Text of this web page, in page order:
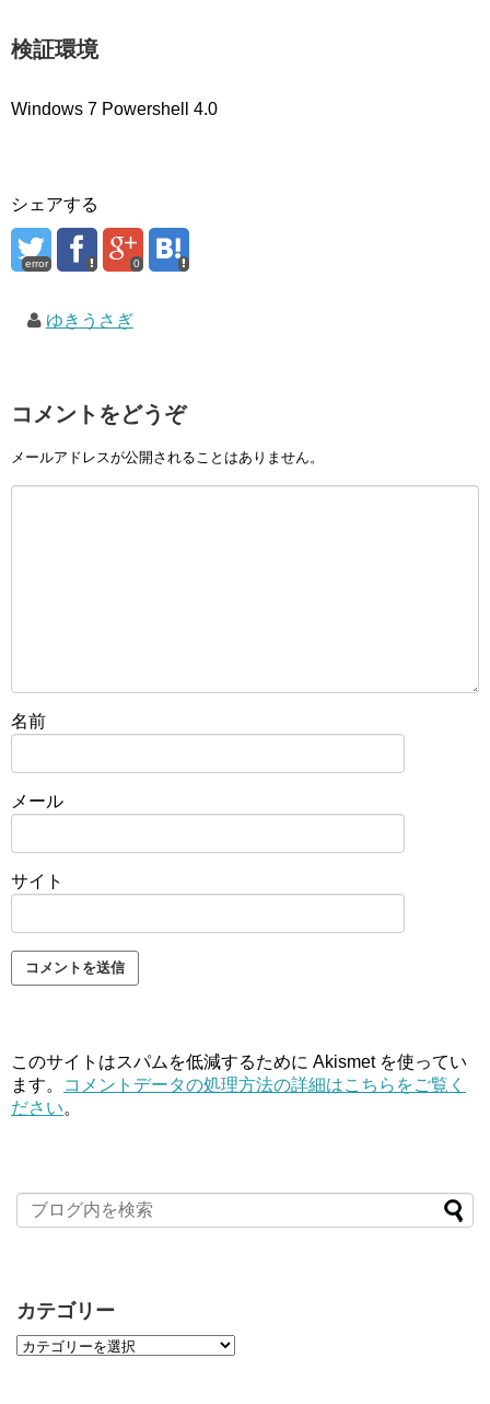
検証環境
Windows 7 Powershell 4.0
シェアする
error 0
ゆきうさぎ
コメントをどうぞ
メールアドレスが公開されることはありません。
名前
メール
サイト
このサイトはスパムを低減するために Akismet を使ってい
ます。
コメントデータの処理方法の詳細はこちらをご覧く
ださい。
カテゴリー